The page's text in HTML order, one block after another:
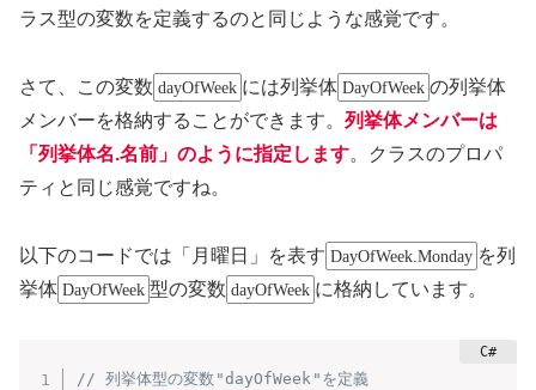
ラス型の変数を定義するのと同じような感覚です。
さて、この変数 dayOfWeek には列挙体 DayOfWeek の列挙体
メンバーを格納することができます。 列挙体メンバーは
「列挙体名.名前」のように指定します。クラスのプロパ
ティと同じ感覚ですね。
以下のコードでは「月曜日」を表す DayOfWeek.Monday を列
挙体 DayOfWeek 型の変数 dayOfWeek に格納しています。
// 列挙体型の変数"dayOfWeek"を定義